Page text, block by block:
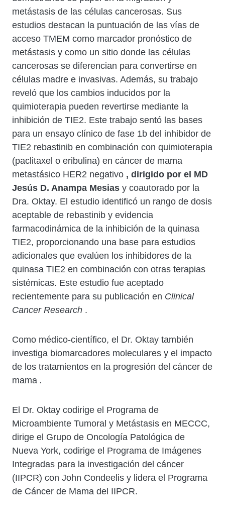
metástasis de las células cancerosas. Sus
estudios destacan la puntuación de las vías de
acceso TMEM como marcador pronóstico de
metástasis y como un sitio donde las células
cancerosas se diferencian para convertirse en
células madre e invasivas. Además, su trabajo
reveló que los cambios inducidos por la
quimioterapia pueden revertirse mediante la
inhibición de TIE2. Este trabajo sentó las bases
para un ensayo clínico de fase 1b del inhibidor de
TIE2 rebastinib en combinación con quimioterapia
(paclitaxel o eribulina) en cáncer de mama
metastásico HER2 negativo , dirigido por el MD
Jesús D. Anampa Mesias y coautorado por la
Dra. Oktay. El estudio identificó un rango de dosis
aceptable de rebastinib y evidencia
farmacodinámica de la inhibición de la quinasa
TIE2, proporcionando una base para estudios
adicionales que evalúen los inhibidores de la
quinasa TIE2 en combinación con otras terapias
sistémicas. Este estudio fue aceptado
recientemente para su publicación en Clinical
Cancer Research .
Como médico-científico, el Dr. Oktay también
investiga biomarcadores moleculares y el impacto
de los tratamientos en la progresión del cáncer de
mama .
El Dr. Oktay codirige el Programa de
Microambiente Tumoral y Metástasis en MECCC,
dirige el Grupo de Oncología Patológica de
Nueva York, codirige el Programa de Imágenes
Integradas para la investigación del cáncer
(IIPCR) con John Condeelis y lidera el Programa
de Cáncer de Mama del IIPCR.